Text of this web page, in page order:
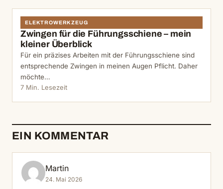
ELEKTROWERKZEUG
Zwingen für die Führungsschiene – mein
kleiner Überblick
Für ein präzises Arbeiten mit der Führungsschiene sind
entsprechende Zwingen in meinen Augen Pflicht. Daher
möchte…
7 Min. Lesezeit
EIN KOMMENTAR
Martin
24. Mai 2026